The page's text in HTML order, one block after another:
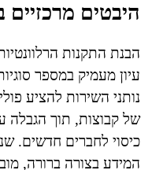
היבטים מרכזיים
הבנת התקנות
עיון מעמיק במספר
נותני השירות להציע
של קבוצות, תוך הגבלה
כיסוי לחברים חדשים.
המידע בצורה ברורה,